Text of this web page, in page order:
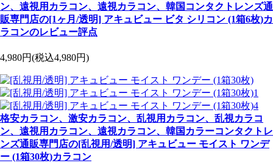
ン、遠視用カラコン、遠視カラコン、韓国コンタクトレンズ通
販専門店の[1ヶ月/透明] アキュビュー ビタ シリコン (1箱6枚)カ
ラコンのレビュー評点
4,980円(税込4,980円)
格安カラコン、激安カラコン、乱視用カラコン、乱視カラコ
ン、遠視用カラコン、遠視カラコン、韓国カラーコンタクトレ
ンズ通販専門店の[乱視用/透明] アキュビュー モイスト ワンデ
ー (1箱30枚)カラコン